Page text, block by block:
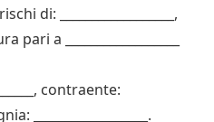
di: __________________,
a __________________
contraente:
__________________.